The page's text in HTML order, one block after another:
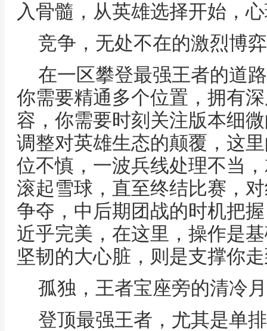
入骨髓，从英雄选择开始，
竞争，无处不在的激烈博弈
在一区攀登最强王者的道
你需要精通多个位置，拥有
容，你需要时刻关注版本细
调整对英雄生态的颠覆，这
位不慎，一波兵线处理不当
滚起雪球，直至终结比赛，
争夺，中后期团战的时机把
近乎完美，在这里，操作是
坚韧的大心脏，则是支撑你
孤独，王者宝座旁的清冷
登顶最强王者，尤其是单